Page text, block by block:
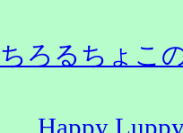
ちろるちょこ
Happy